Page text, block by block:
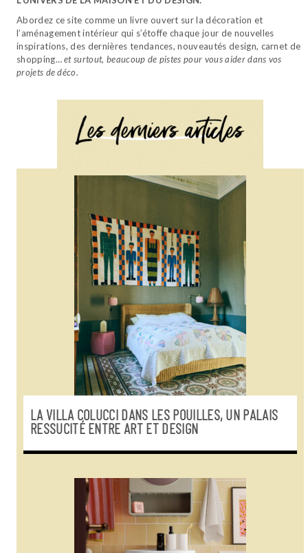
Abordez ce site comme un livre ouvert sur la décoration et
l’aménagement intérieur qui s’étoffe chaque jour de nouvelles
inspirations, des dernières tendances, nouveautés design, carnet de
shopping…et surtout, beaucoup de pistes pour vous aider dans vos
projets de déco.
LA VILLA COLUCCI DANS LES POUILLES, UN PALAIS
RESSUCITÉ ENTRE ART ET DESIGN